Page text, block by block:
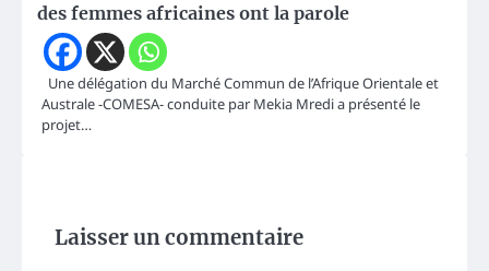
des femmes africaines ont la parole
Une délégation du Marché Commun de l’Afrique Orientale et
Australe -COMESA- conduite par Mekia Mredi a présenté le
projet…
Laisser un commentaire